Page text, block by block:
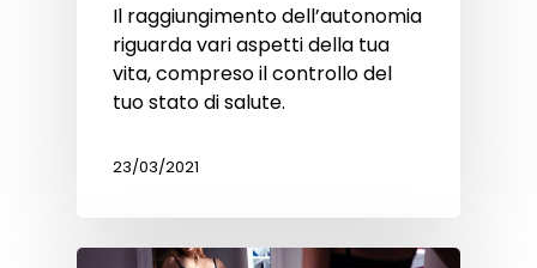
Il raggiungimento dell’autonomia
riguarda vari aspetti della tua
vita, compreso il controllo del
tuo stato di salute.
23/03/2021